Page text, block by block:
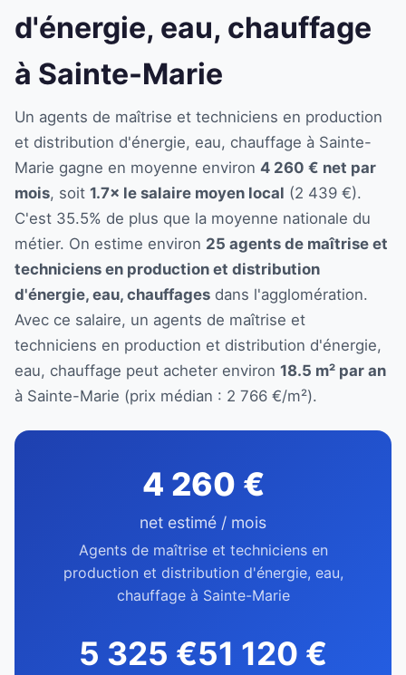
d'énergie, eau, chauffage
à Sainte-Marie
Un agents de maîtrise et techniciens en production
et distribution d'énergie, eau, chauffage à Sainte-
Marie gagne en moyenne environ 4 260 € net par
mois, soit 1.7× le salaire moyen local (2 439 €).
C'est 35.5% de plus que la moyenne nationale du
métier. On estime environ 25 agents de maîtrise et
techniciens en production et distribution
d'énergie, eau, chauffages dans l'agglomération.
Avec ce salaire, un agents de maîtrise et
techniciens en production et distribution d'énergie,
eau, chauffage peut acheter environ 18.5 m² par an
à Sainte-Marie (prix médian : 2 766 €/m²).
4 260 €
net estimé / mois
Agents de maîtrise et techniciens en
production et distribution d'énergie, eau,
chauffage à Sainte-Marie
5 325 €51 120 €